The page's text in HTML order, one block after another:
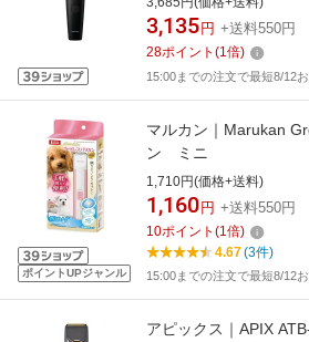
3,135 円 +送料550円
28ポイント (1倍)
15:00までの注文で最短8/12
ポイントUPジャンル
マルカン｜Marukan
ン ミニ
1,710円(価格+送料)
1,160 円 +送料550円
10ポイント (1倍)
4.67(3件)
15:00までの注文で最短8/12
アピックス｜APIX